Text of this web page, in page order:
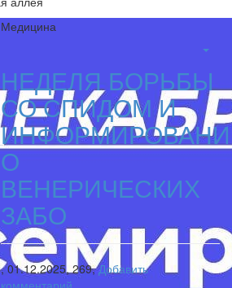
Медицина
НЕДЕЛЯ БОРЬБЫ
СО СПИДОМ И
О
ВЕНЕРИЧЕСКИХ
ЗАБО
, 01.12.2025, 269, Добавить